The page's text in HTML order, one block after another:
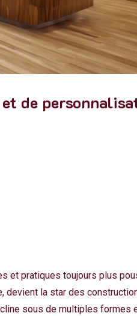
et de
et pratiques toujours plus
devient la star des
sous de multiples formes